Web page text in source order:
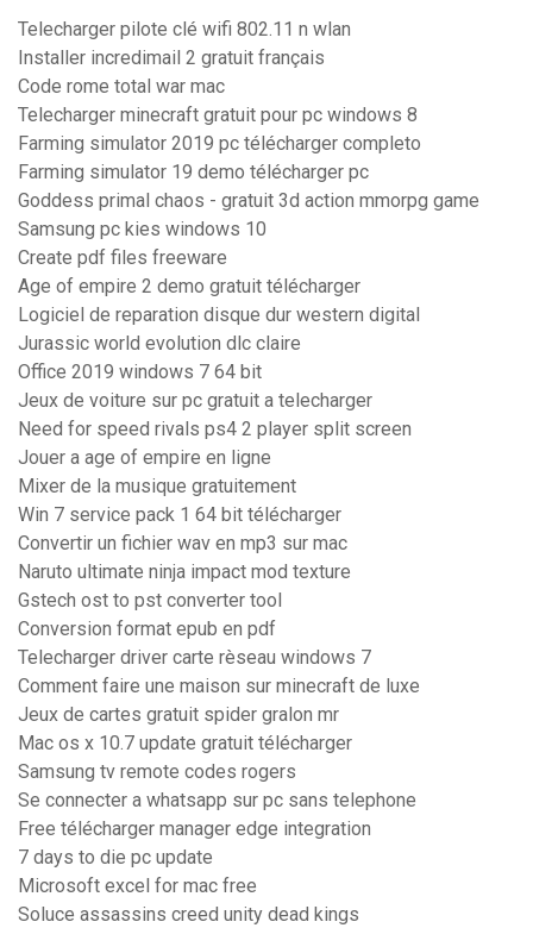
Telecharger pilote clé wifi 802.11 n wlan
Installer incredimail 2 gratuit français
Code rome total war mac
Telecharger minecraft gratuit pour pc windows 8
Farming simulator 2019 pc télécharger completo
Farming simulator 19 demo télécharger pc
Goddess primal chaos - gratuit 3d action mmorpg game
Samsung pc kies windows 10
Create pdf files freeware
Age of empire 2 demo gratuit télécharger
Logiciel de reparation disque dur western digital
Jurassic world evolution dlc claire
Office 2019 windows 7 64 bit
Jeux de voiture sur pc gratuit a telecharger
Need for speed rivals ps4 2 player split screen
Jouer a age of empire en ligne
Mixer de la musique gratuitement
Win 7 service pack 1 64 bit télécharger
Convertir un fichier wav en mp3 sur mac
Naruto ultimate ninja impact mod texture
Gstech ost to pst converter tool
Conversion format epub en pdf
Telecharger driver carte rèseau windows 7
Comment faire une maison sur minecraft de luxe
Jeux de cartes gratuit spider gralon mr
Mac os x 10.7 update gratuit télécharger
Samsung tv remote codes rogers
Se connecter a whatsapp sur pc sans telephone
Free télécharger manager edge integration
7 days to die pc update
Microsoft excel for mac free
Soluce assassins creed unity dead kings